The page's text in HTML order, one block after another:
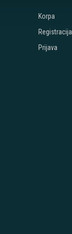
Korpa
Registracija
Prijava